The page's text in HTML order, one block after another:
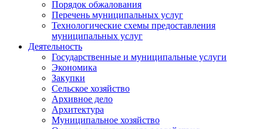
Порядок обжалования
Перечень муниципальных услуг
Технологические схемы предоставления
муниципальных услуг
Деятельность
Государственные и муниципальные услуги
Экономика
Закупки
Сельское хозяйство
Архивное дело
Архитектура
Муниципальное хозяйство